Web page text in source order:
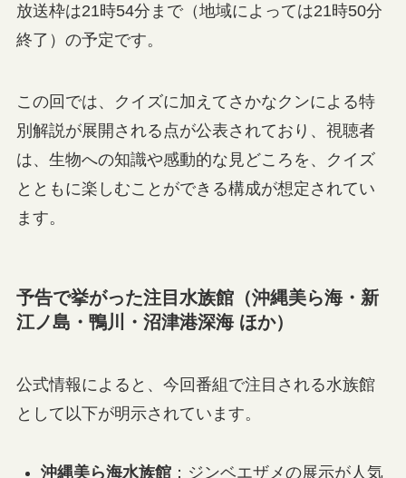
放送枠は21時54分まで（地域によっては21時50分
終了）の予定です。
この回では、クイズに加えてさかなクンによる特
別解説が展開される点が公表されており、視聴者
は、生物への知識や感動的な見どころを、クイズ
とともに楽しむことができる構成が想定されてい
ます。
予告で挙がった注目水族館（沖縄美ら海・新
江ノ島・鴨川・沼津港深海 ほか）
公式情報によると、今回番組で注目される水族館
として以下が明示されています。
沖縄美ら海水族館：ジンベエザメの展示が人気